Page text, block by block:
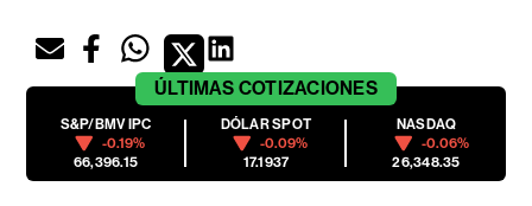
ÚLTIMAS COTIZACIONES
S&P/BMV IPC
-0.19%
66,396.15
DÓLAR SPOT
-0.09%
17.1937
NASDAQ
-0.06%
26,348.35